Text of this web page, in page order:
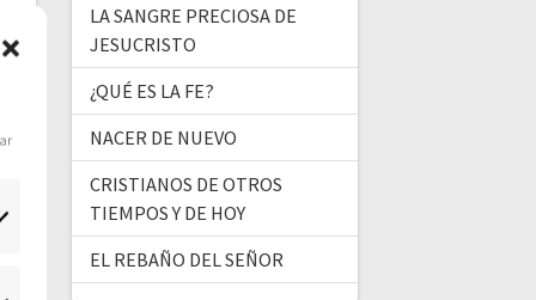
LA SANGRE PRECIOSA DE
JESUCRISTO
¿QUÉ ES LA FE?
NACER DE NUEVO
CRISTIANOS DE OTROS
TIEMPOS Y DE HOY
EL REBAÑO DEL SEÑOR